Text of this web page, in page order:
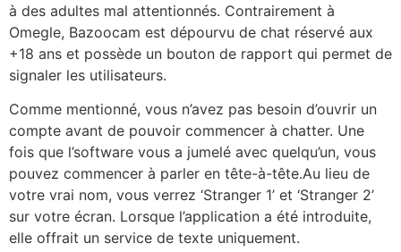
à des adultes mal attentionnés. Contrairement à
Omegle, Bazoocam est dépourvu de chat réservé aux
+18 ans et possède un bouton de rapport qui permet de
signaler les utilisateurs.
Comme mentionné, vous n’avez pas besoin d’ouvrir un
compte avant de pouvoir commencer à chatter. Une
fois que l’software vous a jumelé avec quelqu’un, vous
pouvez commencer à parler en tête-à-tête.Au lieu de
votre vrai nom, vous verrez ‘Stranger 1’ et ‘Stranger 2’
sur votre écran. Lorsque l’application a été introduite,
elle offrait un service de texte uniquement.